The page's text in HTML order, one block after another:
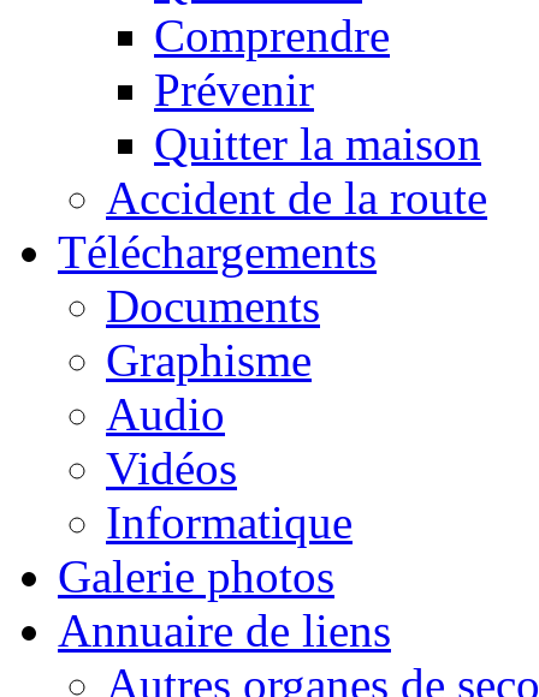
Comprendre
Prévenir
Quitter la maison
Accident de la route
Téléchargements
Documents
Graphisme
Audio
Vidéos
Informatique
Galerie photos
Annuaire de liens
Autres organes de